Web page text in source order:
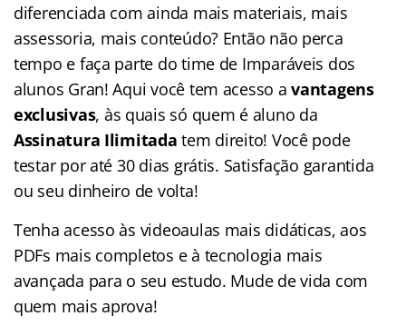
diferenciada com ainda mais materiais, mais
assessoria, mais conteúdo? Então não perca
tempo e faça parte do time de Imparáveis dos
alunos Gran! Aqui você tem acesso avantagens
exclusivas, às quais só quem é aluno da
Assinatura Ilimitada tem direito! Você pode
testar por até 30 dias grátis. Satisfação garantida
ou seu dinheiro de volta!
Tenha acesso às videoaulas mais didáticas, aos
PDFs mais completos e à tecnologia mais
avançada para o seu estudo. Mude de vida com
quem mais aprova!